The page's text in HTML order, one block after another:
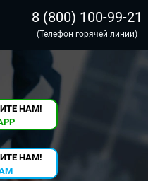
8 (800) 100-99-21
(Телефон горячей линии)
НАМ!
НАМ!